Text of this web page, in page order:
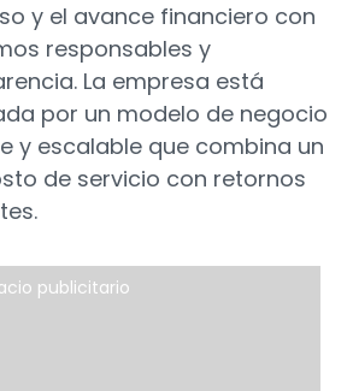
y el avance financiero con
responsables y
La empresa está
por un modelo de negocio
y escalable que combina un
de servicio con retornos
publicitario